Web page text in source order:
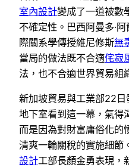
室內設計變成了一道被數
不確定性。巴西阿曼多·
際關系學傳授維尼修斯無
當局的做法既不合適侘寂
法，也不合適世界貿易組
新加坡貿易與工業部22
地下室看到這一幕，氣得
而是因為對財富庸俗化的
清爽一輪關稅的實施細節
設計工部長顏金勇表現，